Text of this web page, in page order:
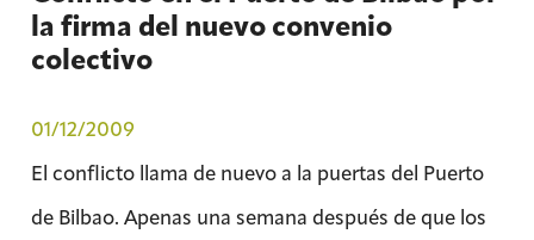
la firma del nuevo convenio
colectivo
01/12/2009
El conflicto llama de nuevo a la puertas del Puerto
de Bilbao. Apenas una semana después de que los